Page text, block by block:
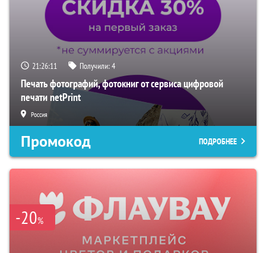
21:26:09 Получили:4
Печать фотографий, фотокниг от сервиса цифровой
печати netPrint
Россия
Промокод ПОДРОБНЕЕ
-20%